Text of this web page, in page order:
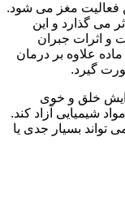
فعالیت مغز می شود.
می گذارد و این
و اثرات جبران
علاوه بر درمان
گیرد.
خلق و خوی
شیمیایی آزاد کند.
تواند بسیار جدی یا